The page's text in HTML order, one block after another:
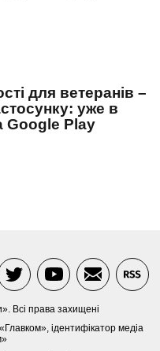
для ветеранів –
уже в
Google Play
Всі права захищені
ідентифікатор медіа